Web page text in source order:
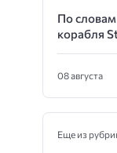
По
корабля
08 августа
Еще из